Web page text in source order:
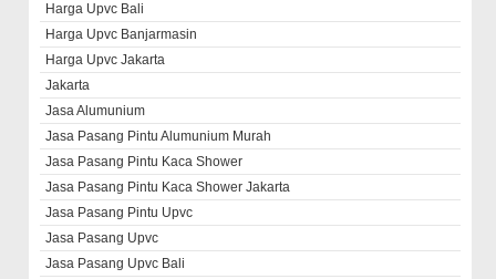
Harga Upvc Bali
Harga Upvc Banjarmasin
Harga Upvc Jakarta
Jakarta
Jasa Alumunium
Jasa Pasang Pintu Alumunium Murah
Jasa Pasang Pintu Kaca Shower
Jasa Pasang Pintu Kaca Shower Jakarta
Jasa Pasang Pintu Upvc
Jasa Pasang Upvc
Jasa Pasang Upvc Bali